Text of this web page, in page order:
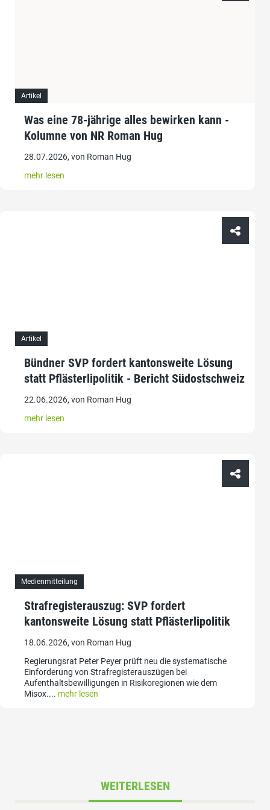
Artikel
Was eine 78-jährige alles bewirken kann -
Kolumne von NR Roman Hug
28.07.2026, von Roman Hug
mehr lesen
Artikel
Bündner SVP fordert kantonsweite Lösung
statt Pflästerlipolitik - Bericht Südostschweiz
22.06.2026, von Roman Hug
mehr lesen
Medienmitteilung
Strafregisterauszug: SVP fordert
kantonsweite Lösung statt Pflästerlipolitik
18.06.2026, von Roman Hug
Regierungsrat Peter Peyer prüft neu die systematische
Einforderung von Strafregisterauszügen bei
Aufenthaltsbewilligungen in Risikoregionen wie dem
Misox.... mehr lesen
WEITERLESEN